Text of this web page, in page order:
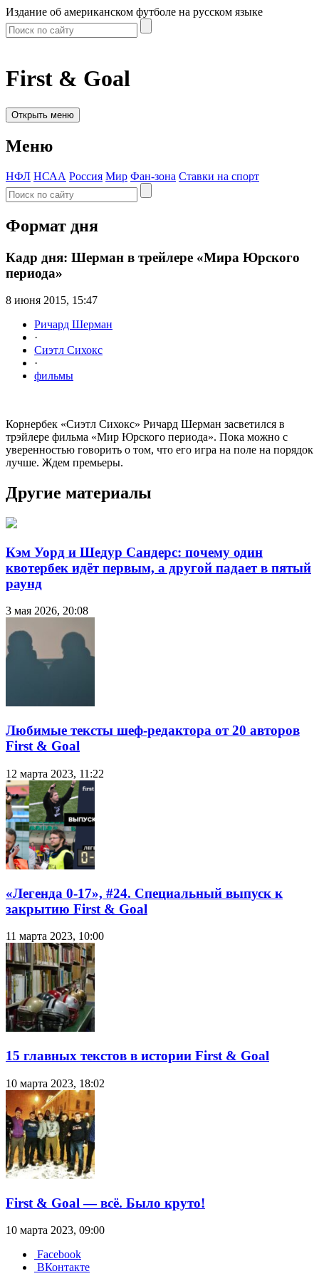
Издание об американском футболе на русском языке
First & Goal
Открыть меню
Меню
НФЛ НСАА Россия Мир Фан-зона Ставки на спорт
Формат дня
Кадр дня: Шерман в трейлере «Мира Юрского
периода»
8 июня 2015, 15:47
Ричард Шерман
·
Сиэтл Сихокс
·
фильмы
Корнербек «Сиэтл Сихокс» Ричард Шерман засветился в
трэйлере фильма «Мир Юрского периода». Пока можно с
уверенностью говорить о том, что его игра на поле на порядок
лучше. Ждем премьеры.
Другие материалы
Кэм Уорд и Шедур Сандерс: почему один
квотербек идёт первым, а другой падает в пятый
раунд
3 мая 2026, 20:08
Любимые тексты шеф-редактора от 20 авторов
First & Goal
12 марта 2023, 11:22
«Легенда 0-17», #24. Специальный выпуск к
закрытию First & Goal
11 марта 2023, 10:00
15 главных текстов в истории First & Goal
10 марта 2023, 18:02
First & Goal — всё. Было круто!
10 марта 2023, 09:00
Facebook
ВКонтакте